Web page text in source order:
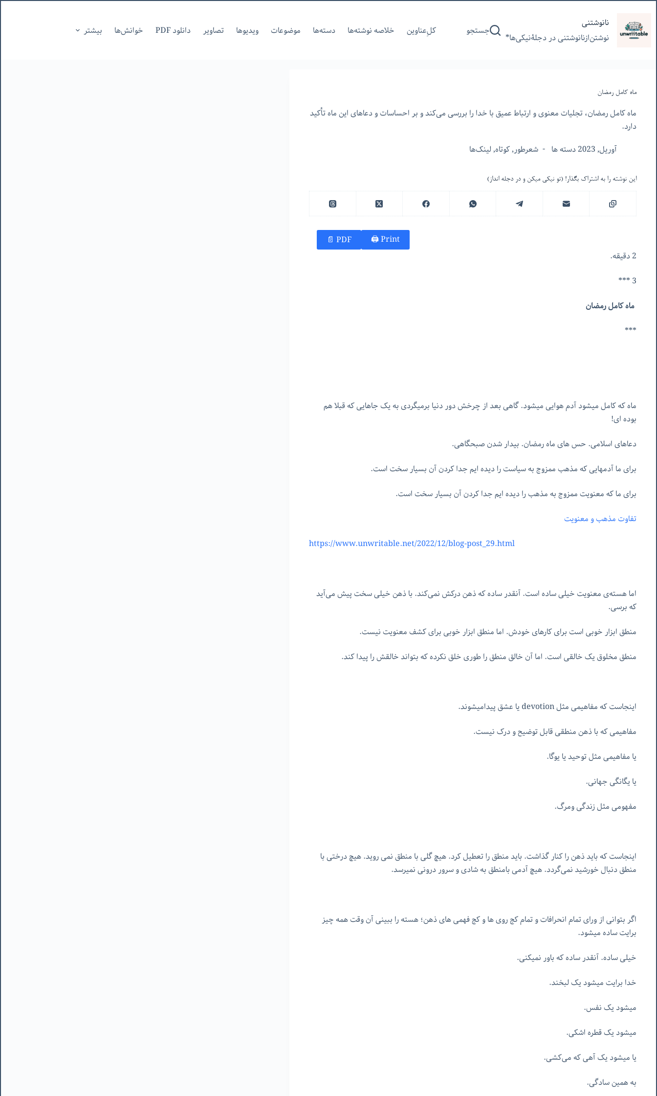
محتوا
نانوشتنی
نوشتن‌از‌نانوشتنی‌ در‌ دجلۀنیکی‌ها*
جستجو کل‌ِعناوین خلاصه نوشته‌ها دسته‌ها موضوعات ویدیوها تصاویر دانلود PDF خوانش‌ها بیشتر
ماه کامل رمضان
ماه کامل رمضان، تجلیات معنوی و ارتباط عمیق با خدا را بررسی می‌کند و بر احساسات و دعاهای این ماه تأکید
دارد.
آوریل, 2023 دسته ها
شعرطور,کوتاه,لینک‌ها
این نوشته را به اشتراک بگذار! (تو نیکی میکن و در دجله انداز)
Print 🖨
PDF 📄
2 دقیقه.
3 ***
ماه کامل رمضان
***
ماه که کامل میشود آدم هوایی میشود. گاهی بعد از چرخش دور دنیا برمیگردی به یک جاهایی که قبلا هم
بوده ای!
دعاهای اسلامی. حس های ماه رمضان. بیدار شدن صبحگاهی.
برای ما آدمهایی که مذهب ممزوج به سیاست را دیده ایم جدا کردن آن بسیار سخت است.
برای ما که معنویت ممزوج به مذهب را دیده ایم جدا کردن آن بسیار سخت است.
تفاوت مذهب و معنویت
https://www.unwritable.net/2022/12/blog-post_29.html
اما هسته‌ی معنویت خیلی ساده است. آنقدر ساده که ذهن درکش نمی‌کند. با ذهن خیلی سخت پیش می‌آید
که برسی.
منطق ابزار خوبی است برای کارهای خودش. اما منطق ابزار خوبی برای کشف معنویت نیست.
منطق مخلوق یک خالقی است. اما آن خالق منطق را طوری خلق نکرده که بتواند خالقش را پیدا کند.
اینجاست که مفاهیمی مثل devotion یا عشق پیدامیشوند.
مفاهیمی که با ذهن منطقی قابل توضیح و درک نیست.
یا مفاهیمی مثل توحید یا یوگا.
یا یگانگی جهانی.
مفهومی مثل زندگی ومرگ.
اینجاست که باید ذهن را کنار گذاشت. باید منطق را تعطیل کرد. هیچ گلی با منطق نمی روید. هیچ درختی با
منطق دنبال خورشید نمی‌گردد. هیچ آدمی بامنطق به شادی و سرور درونی نمیرسد.
اگر بتوانی از ورای تمام انحرافات و تمام کج روی ها و کج فهمی های ذهن؛ هسته را ببینی آن وقت همه چیز
برایت ساده میشود.
خیلی ساده. آنقدر ساده که باور نمیکنی.
خدا برایت میشود یک لبخند.
میشود یک نفس.
میشود یک قطره اشکی.
یا میشود یک آهی که می‌کشی.
به همین سادگی.